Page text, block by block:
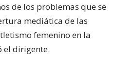
de los problemas que se
mediática de las
femenino en la
el dirigente.